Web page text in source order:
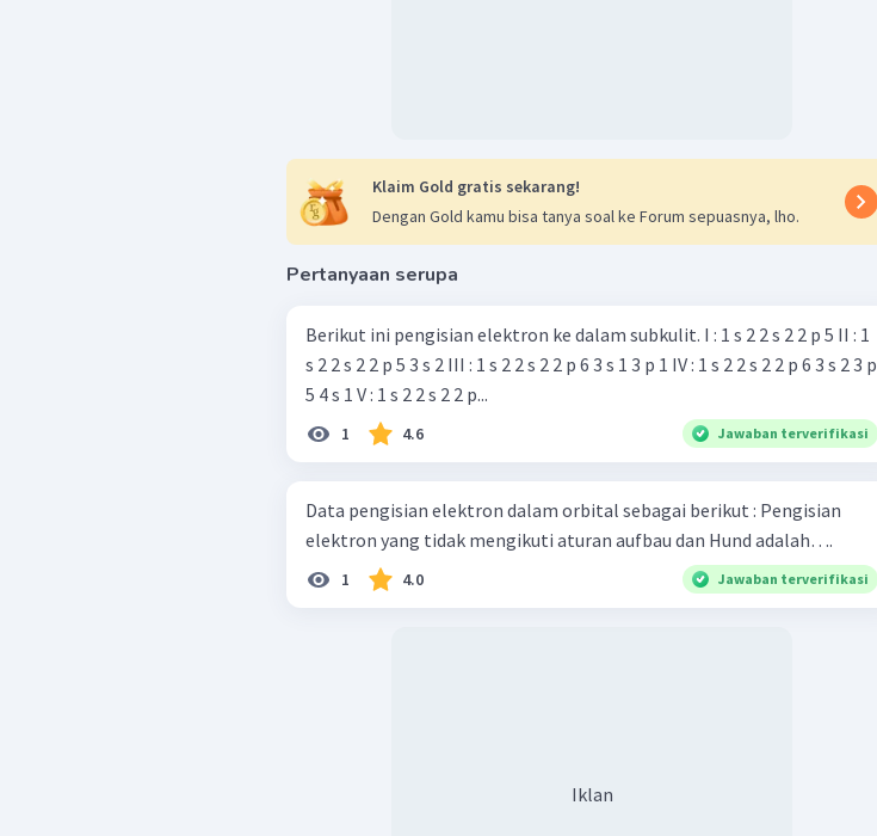
Klaim Gold gratis sekarang!
Dengan Gold kamu bisa tanya soal ke Forum sepuasnya, lho.
Pertanyaan serupa
Berikut ini pengisian elektron ke dalam subkulit. I : 1 s 2 2 s 2 2 p 5 II : 1
s 2 2 s 2 2 p 5 3 s 2 III : 1 s 2 2 s 2 2 p 6 3 s 1 3 p 1 IV : 1 s 2 2 s 2 2 p 6 3 s 2 3 p
5 4 s 1 V : 1 s 2 2 s 2 2 p...
1 4.6 Jawaban terverifikasi
Data pengisian elektron dalam orbital sebagai berikut : Pengisian
elektron yang tidak mengikuti aturan aufbau dan Hund adalah….
1 4.0 Jawaban terverifikasi
Iklan